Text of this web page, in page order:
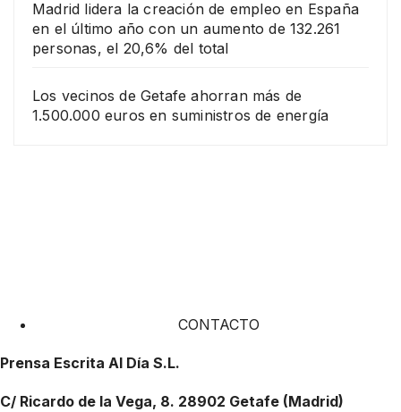
Madrid lidera la creación de empleo en España
en el último año con un aumento de 132.261
personas, el 20,6% del total
Los vecinos de Getafe ahorran más de
1.500.000 euros en suministros de energía
CONTACTO
Prensa Escrita Al Día S.L.
C/ Ricardo de la Vega, 8. 28902 Getafe (Madrid)